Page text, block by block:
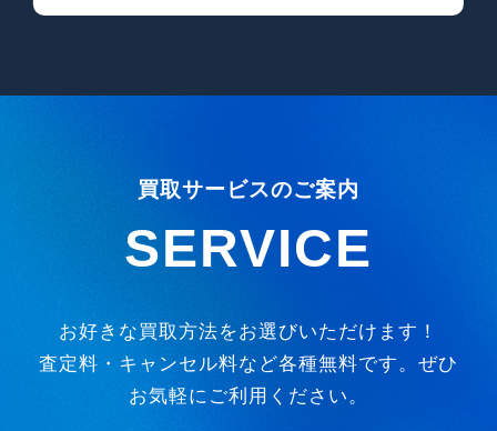
買取サービスのご案内
SERVICE
お好きな買取方法をお選びいただけます！
査定料・キャンセル料など各種無料です。ぜひ
お気軽にご利用ください。